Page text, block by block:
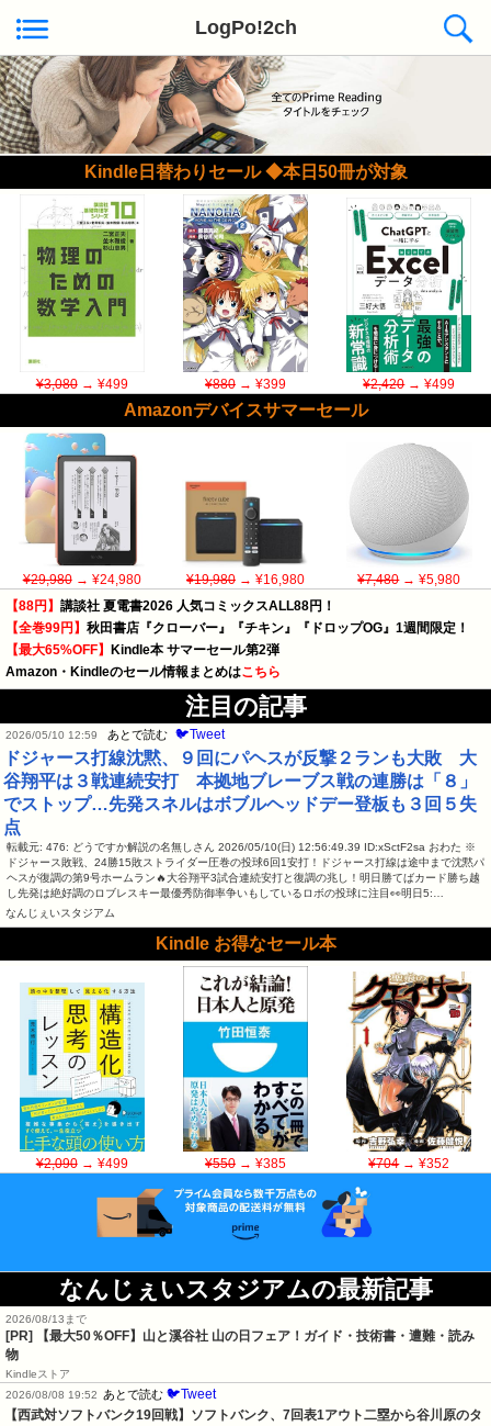
LogPo!2ch
Kindle日替わりセール ◆本日50冊が対象
¥3,080→ ¥499 ¥880→ ¥399 ¥2,420→ ¥499
Amazonデバイスサマーセール
¥29,980→ ¥24,980 ¥19,980→ ¥16,980 ¥7,480→ ¥5,980
【88円】 講談社 夏電書2026 人気コミックスALL88円！
【全巻99円】 秋田書店『クローバー』『チキン』『ドロップOG』1週間限定！
【最大65%OFF】
Kindle本 サマーセール第2弾
Amazon・Kindleのセール情報まとめはこちら
注目の記事
2026/05/10 12:59 あとで読む 🐦Tweet
ドジャース打線沈黙、９回にパヘスが反撃２ランも大敗 大
谷翔平は３戦連続安打 本拠地ブレーブス戦の連勝は「８」
でストップ…先発スネルはボブルヘッドデー登板も３回５失
点
転載元: 476: どうですか解説の名無しさん 2026/05/10(日) 12:56:49.39 ID:xSctF2sa おわた ※
ドジャース敗戦、24勝15敗ストライダー圧巻の投球6回1安打！ドジャース打線は途中まで沈黙パ
ヘスが復調の第9号ホームラン🔥大谷翔平3試合連続安打と復調の兆し！明日勝てばカード勝ち越
し先発は絶好調のロブレスキー最優秀防御率争いもしているロボの投球に注目👀明日5:…
なんじぇいスタジアム
Kindle お得なセール本
¥2,090→ ¥499 ¥550→ ¥385 ¥704→ ¥352
なんじぇいスタジアムの最新記事
2026/08/13まで
[PR]
【最大50％OFF】山と溪谷社 山の日フェア！ガイド・技術書・遭難・読み
物
Kindleストア
2026/08/08 19:52
あとで読む 🐦Tweet
【西武対ソフトバンク19回戦】ソフトバンク、7回表1アウト二塁から谷川原のタ